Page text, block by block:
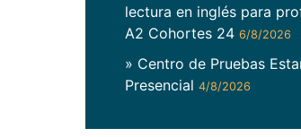
lectura en inglés para
A2 Cohortes 24 6/8/2026
» Centro de Pruebas
Presencial 4/8/2026